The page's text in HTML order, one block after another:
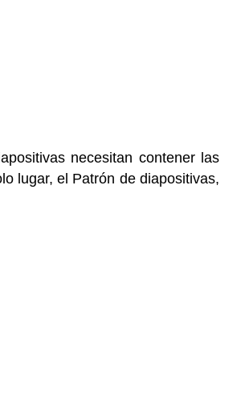
necesitan contener las
lugar, el Patrón de diapositivas,